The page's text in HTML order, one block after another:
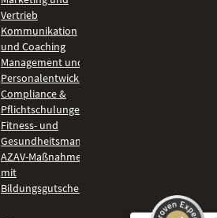
Vertrieb
Kommunikation
und Coaching
Management und
Personalentwicklung
Compliance &
Pflichtschulungen
Fitness- und
Gesundheitsmanagement
AZAV-Maßnahmen
mit
Bildungsgutschein